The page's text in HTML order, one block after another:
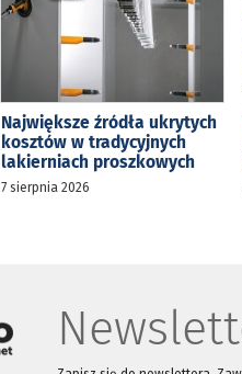
Największe źródła ukrytych
kosztów w tradycyjnych
lakierniach proszkowych
7 sierpnia 2026